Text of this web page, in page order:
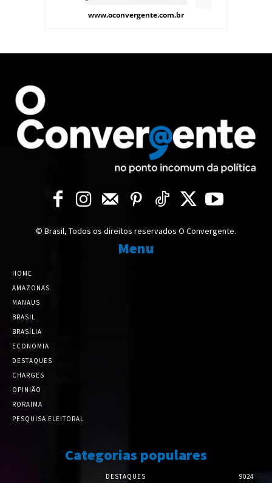
© Brasil, Todos os direitos reservados O Convergente.
Menu
HOME
AMAZONAS
MANAUS
BRASIL
BRASÍLIA
ECONOMIA
DESTAQUES
CHARGES
OPINIÃO
RORAIMA
PESQUISA ELEITORAL
Categorias populares
DESTAQUES 9024